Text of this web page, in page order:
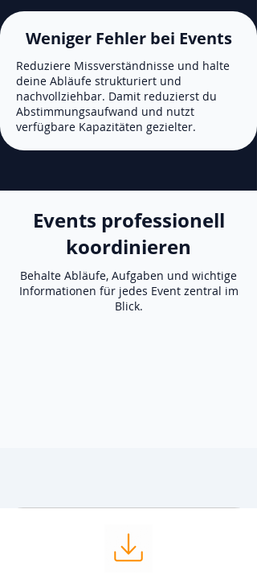
Weniger Fehler bei Events
Reduziere Missverständnisse und halte
deine Abläufe strukturiert und
nachvollziehbar. Damit reduzierst du
Abstimmungsaufwand und nutzt
verfügbare Kapazitäten gezielter.
Events professionell
koordinieren
Behalte Abläufe, Aufgaben und wichtige
Informationen für jedes Event zentral im
Blick.